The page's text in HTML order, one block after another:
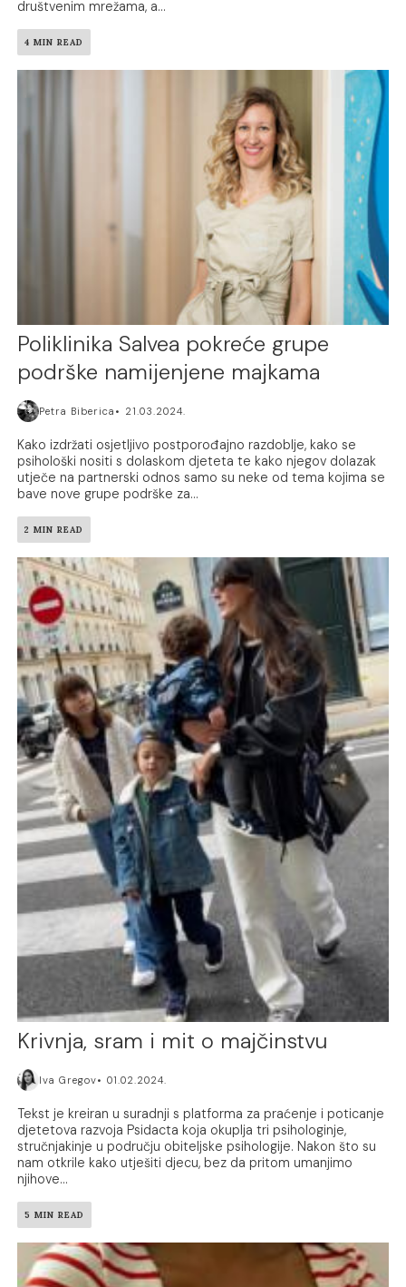
društvenim mrežama, a...
4 MIN READ
Poliklinika Salvea pokreće grupe
podrške namijenjene majkama
Petra Biberica 21.03.2024.
Kako izdržati osjetljivo postporođajno razdoblje, kako se
psihološki nositi s dolaskom djeteta te kako njegov dolazak
utječe na partnerski odnos samo su neke od tema kojima se
bave nove grupe podrške za...
2 MIN READ
Krivnja, sram i mit o majčinstvu
Iva Gregov 01.02.2024.
Tekst je kreiran u suradnji s platforma za praćenje i poticanje
djetetova razvoja Psidacta koja okuplja tri psihologinje,
stručnjakinje u području obiteljske psihologije. Nakon što su
nam otkrile kako utješiti djecu, bez da pritom umanjimo
njihove...
5 MIN READ